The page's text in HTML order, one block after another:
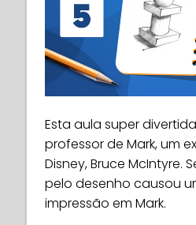
Esta aula super
professor de Mark, um
Disney, Bruce McIntyre.
pelo desenho causou
impressão em Mark.